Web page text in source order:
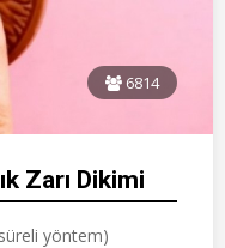
6814
Zarı Dikimi
süreli yöntem)